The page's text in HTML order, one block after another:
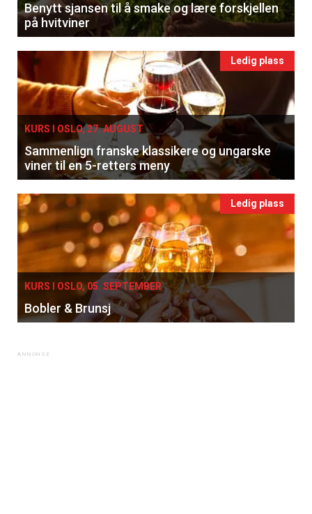
Benytt sjansen til å smake og lære forskjellen
på hvitviner
Ledig plass
KURS I OSLO, 27. AUGUST
Sammenlign franske klassikere og ungarske
viner til en 5-retters meny
Ledig plass
KURS I OSLO, 05. SEPTEMBER
Bobler & Brunsj